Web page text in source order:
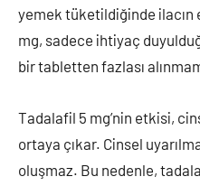
yemek tüketildiğinde
mg, sadece ihtiyaç
bir tabletten fazlası
Tadalafil 5 mg’nin etkisi,
ortaya çıkar. Cinsel
oluşmaz. Bu nedenle,